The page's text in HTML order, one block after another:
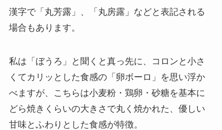
漢字で「丸芳露」、「丸房露」などと表記される
場合もあります。
私は「ぼうろ」と聞くと真っ先に、コロンと小さ
くてカリッとした食感の「卵ボーロ」を思い浮か
べますが、こちらは小麦粉・鶏卵・砂糖を基本に
どら焼きくらいの大きさで丸く焼かれた、優しい
甘味とふわりとした食感が特徴。